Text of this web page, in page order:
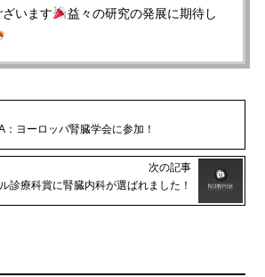
います
益々の研究の発展に期待し
：ヨーロッパ腎臓学会に参加！
次の記事
診療科賞に腎臓内科が選ばれました！